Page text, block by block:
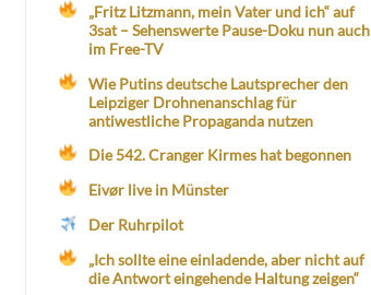
„Fritz Litzmann, mein Vater und ich“ auf
3sat – Sehenswerte Pause-Doku nun auch
im Free-TV
Wie Putins deutsche Lautsprecher den
Leipziger Drohnenanschlag für
antiwestliche Propaganda nutzen
Die 542. Cranger Kirmes hat begonnen
Eivør live in Münster
Der Ruhrpilot
„Ich sollte eine einladende, aber nicht auf
die Antwort eingehende Haltung zeigen“